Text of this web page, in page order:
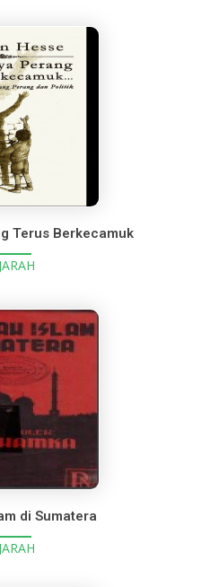
Terus Berkecamuk
di Sumatera